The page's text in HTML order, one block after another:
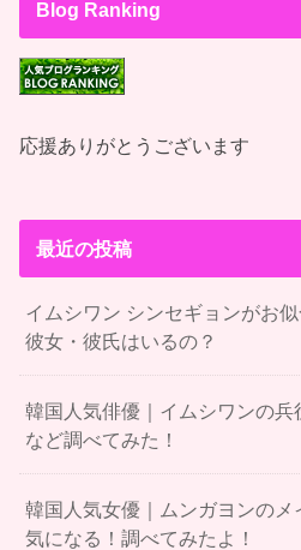
Blog Ranking
応援ありがとうございます
最近の投稿
イムシワン シンセギョンがお
彼女・彼氏はいるの？
韓国人気俳優｜イムシワンの
など調べてみた！
韓国人気女優｜ムンガヨンの
気になる！調べてみたよ！